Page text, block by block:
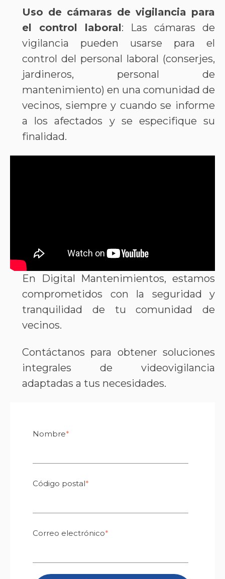
Uso de cámaras de vigilancia para
el control laboral: Las cámaras de
vigilancia pueden usarse para el
control del personal laboral (conserjes,
jardineros, personal de
mantenimiento) en una comunidad de
vecinos, siempre y cuando se informe
a los afectados y se especifique su
finalidad.
En Digital Mantenimientos, estamos
comprometidos con la seguridad y
tranquilidad de tu comunidad de
vecinos.
Contáctanos para obtener soluciones
integrales de videovigilancia
adaptadas a tus necesidades.
Nombre*
Código postal*
Correo electrónico*